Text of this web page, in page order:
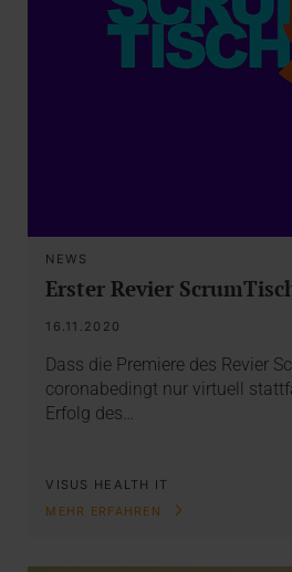
NEWS
Erster Revier
16.11.2020
Dass die Premiere des Revier
coronabedingt nur virtuell
Erfolg des…
VISUS HEALTH IT
MEHR ERFAHREN